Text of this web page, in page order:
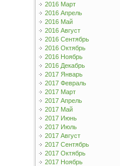
2016 Март
2016 Апрель
2016 Май
2016 Август
2016 Сентябрь
2016 Октябрь
2016 Ноябрь
2016 Декабрь
2017 Январь
2017 Февраль
2017 Март
2017 Апрель
2017 Май
2017 Июнь
2017 Июль
2017 Август
2017 Сентябрь
2017 Октябрь
2017 Ноябрь